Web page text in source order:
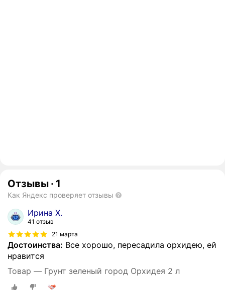
Отзывы · 1
Как Яндекс проверяет отзывы
Ирина Х.
41 отзыв
21 марта
Достоинства: Все хорошо, пересадила орхидею, ей
нравится
Товар — Грунт зеленый город Орхидея 2 л